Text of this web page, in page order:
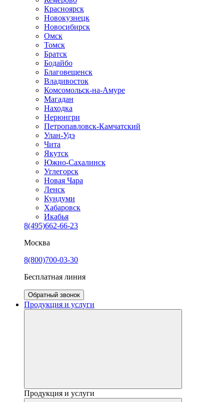
Красноярск
Новокузнецк
Новосибирск
Омск
Томск
Братск
Бодайбо
Благовещенск
Владивосток
Комсомольск-на-Амуре
Магадан
Находка
Нерюнгри
Петропавловск-Камчатский
Улан-Удэ
Чита
Якутск
Южно-Сахалинск
Углегорск
Новая Чара
Ленск
Кундуми
Хабаровск
Икабья
8(495)662-66-23
Москва
8(800)700-03-30
Бесплатная линия
Обратный звонок
Продукция и услуги
Продукция и услуги